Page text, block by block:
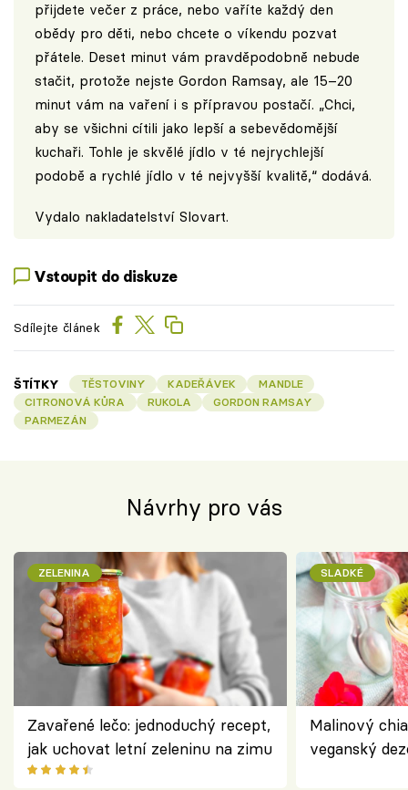
přijdete večer z práce, nebo vaříte každý den
obědy pro děti, nebo chcete o víkendu pozvat
přátele. Deset minut vám pravděpodobně nebude
stačit, protože nejste Gordon Ramsay, ale 15–20
minut vám na vaření i s přípravou postačí. „Chci,
aby se všichni cítili jako lepší a sebevědomější
kuchaři. Tohle je skvělé jídlo v té nejrychlejší
podobě a rychlé jídlo v té nejvyšší kvalitě,“ dodává.
Vydalo nakladatelství Slovart.
Vstoupit do diskuze
Sdílejte článek
ŠTÍTKY TĚSTOVINY KADEŘÁVEK
MANDLE
CITRONOVÁ KŮRA
RUKOLA
GORDON RAMSAY
PARMEZÁN
Návrhy pro vás
ZELENINA
Zavařené lečo: jednoduchý recept,
jak uchovat letní zeleninu na zimu
SLADKÉ
Malinový
veganský